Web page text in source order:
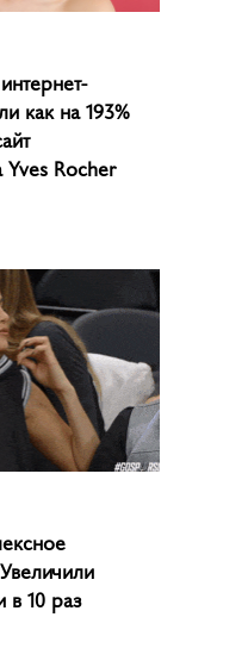
как на 193%
Rocher
10 раз